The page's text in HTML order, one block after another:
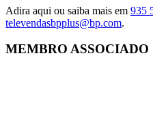
Adira aqui ou saiba mais em 935
televendasbpplus@bp.com.
MEMBRO ASSOCIADO